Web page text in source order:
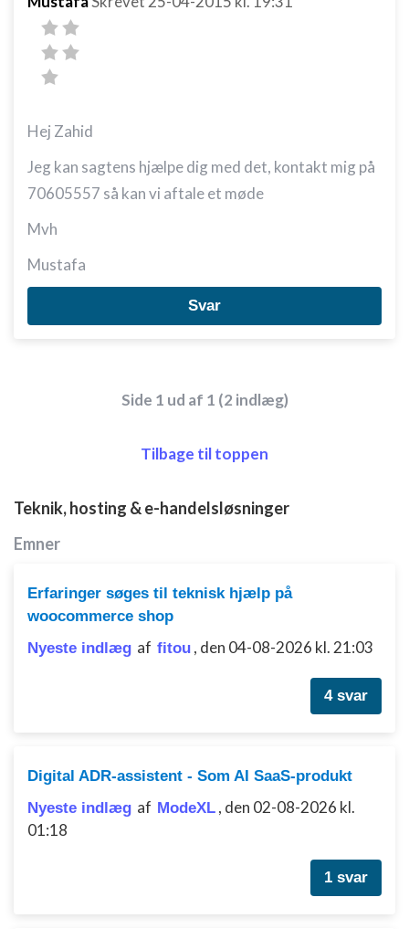
Hej Zahid
Jeg kan sagtens hjælpe dig med det, kontakt mig på
70605557 så kan vi aftale et møde
Mvh
Mustafa
Svar
Side 1 ud af 1 (2 indlæg)
Tilbage til toppen
Teknik, hosting & e-handelsløsninger
Emner
Erfaringer søges til teknisk hjælp på
woocommerce shop
Nyeste indlæg af fitou , den 04-08-2026 kl. 21:03
4 svar
Digital ADR-assistent - Som AI SaaS-produkt
Nyeste indlæg af ModeXL , den 02-08-2026 kl.
01:18
1 svar